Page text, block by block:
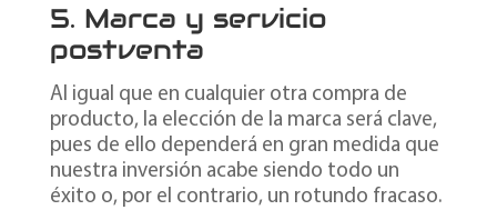
5. Marca y servicio
postventa
Al igual que en cualquier otra compra de
producto, la elección de la marca será clave,
pues de ello dependerá en gran medida que
nuestra inversión acabe siendo todo un
éxito o, por el contrario, un rotundo fracaso.